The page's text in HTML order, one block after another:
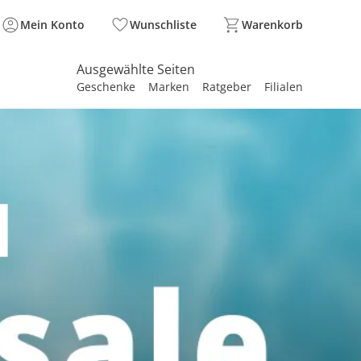
Mein Konto Wunschliste Warenkorb
Ausgewählte Seiten
Geschenke Marken Ratgeber Filialen